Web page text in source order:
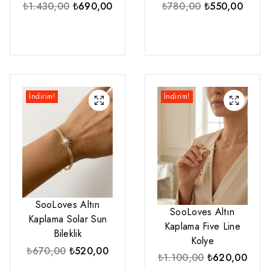
₺1.430,00 Orijinal
₺690,00Şu
₺780,00 Orijinal
₺550,00Şu
İndirim!
SooLoves Altın
Kaplama Solar Sun
Bileklik
₺670,00 Orijinal
₺520,00Şu
İndirim!
SooLoves Altın
Kaplama Five Line
Kolye
₺1.100,00 Orijinal
₺620,00Şu